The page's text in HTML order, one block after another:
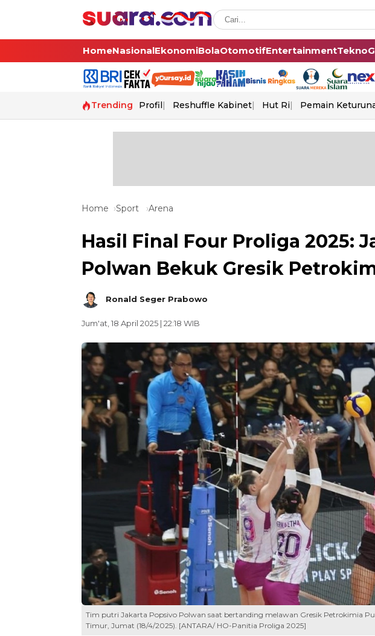
HomeNasionalEkonomiBolaOtomotifEntertainmentTekno
Trending Profil Reshuffle Kabinet Hut Ri Pemain
Home Sport Arena
Hasil Final Four Proliga 2025:
Polwan Bekuk Gresik
Ronald Seger Prabowo
Jum'at, 18 April 2025 | 22:18 WIB
Tim putri Jakarta Popsivo Polwan saat bertanding melawan Gresik Petrokimia
Timur, Jumat (18/4/2025). [ANTARA/ HO-Panitia Proliga 2025]